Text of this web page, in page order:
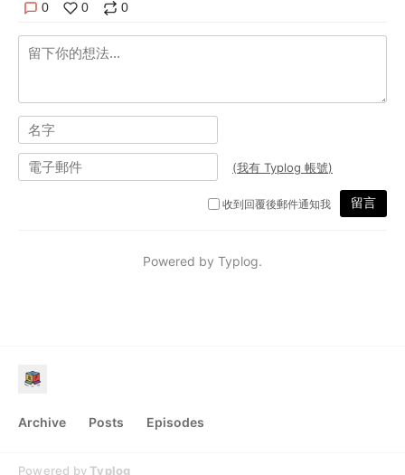
Archive Posts Episodes
Powered byTyplog